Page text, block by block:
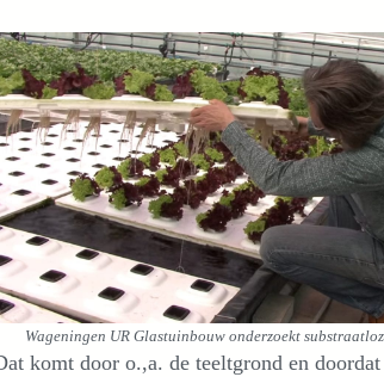
Wageningen UR Glastuinbouw onderzoekt
komt door o.,a. de teeltgrond en